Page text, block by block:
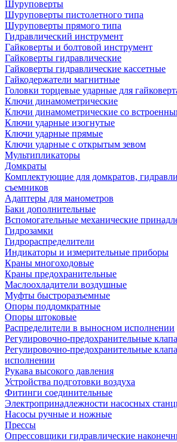
Шуруповерты
Шуруповерты пистолетного типа
Шуруповерты прямого типа
Гидравлический инструмент
Гайковерты и болтовой инструмент
Гайковерты гидравлические
Гайковерты гидравлические кассетные
Гайкодержатели магнитные
Головки торцевые ударные для
Ключи динамометрические
Ключи динамометрические со
Ключи ударные изогнутые
Ключи ударные прямые
Ключи ударные с открытым зевом
Мультипликаторы
Домкраты
Комплектующие для домкратов,
съемников
Адаптеры для манометров
Баки дополнительные
Вспомогательные механические
Гидрозамки
Гидрораспределители
Индикаторы и измерительные приборы
Краны многоходовые
Краны предохранительные
Маслоохладители воздушные
Муфты быстроразъемные
Опоры поддомкратные
Опоры штоковые
Распределители в выносном исполнении
Регулировочно-предохранительные
Регулировочно-предохранительные
исполнении
Рукава высокого давления
Устройства подготовки воздуха
Фитинги соединительные
Электропринадлежности насосных
Насосы ручные и ножные
Прессы
Опрессовщики гидравлические